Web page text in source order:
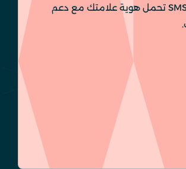
إنشاء قوالب SMS تحمل هوية علامتك مع دعم